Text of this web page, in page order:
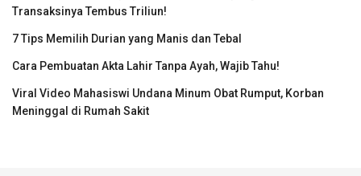
Transaksinya Tembus Triliun!
7 Tips Memilih Durian yang Manis dan Tebal
Cara Pembuatan Akta Lahir Tanpa Ayah, Wajib Tahu!
Viral Video Mahasiswi Undana Minum Obat Rumput, Korban
Meninggal di Rumah Sakit